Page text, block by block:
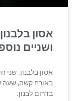
אסון
ושניים
אסון בלבנון. שני
באורח קשה, שעה
בדרום לבנון.